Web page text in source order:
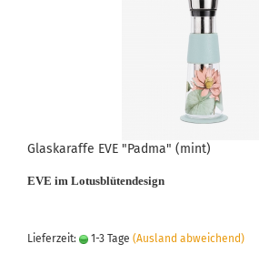
Glaskaraffe EVE "Padma" (mint)
EVE im Lotusblütendesign
Lieferzeit: 1-3 Tage (Ausland abweichend)